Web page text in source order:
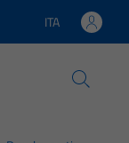
Lingua attiva:
ITA